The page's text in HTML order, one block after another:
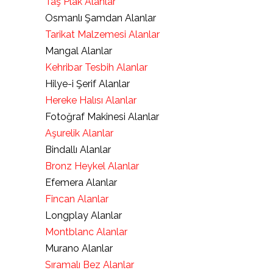
Osmanlı Şamdan Alanlar
Tarikat Malzemesi Alanlar
Mangal Alanlar
Kehribar Tesbih Alanlar
Hilye-i Şerif Alanlar
Hereke Halısı Alanlar
Fotoğraf Makinesi Alanlar
Aşurelik Alanlar
Bindallı Alanlar
Bronz Heykel Alanlar
Efemera Alanlar
Fincan Alanlar
Longplay Alanlar
Montblanc Alanlar
Murano Alanlar
Sıramalı Bez Alanlar